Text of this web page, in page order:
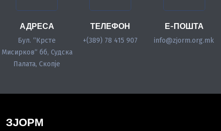
АДРЕСА
Бул. “Крсте
Мисирков“ бб, Судска
Палата, Скопје
ТЕЛЕФОН
+(389) 78 415 907
Е-ПОШТА
info@zjorm.org.mk
ЗЈОРМ